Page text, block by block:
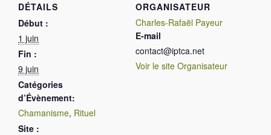
DÉTAILS
Début :
1 juin
Fin :
9 juin
Catégories
d’Évènement:
Chamanisme, Rituel
Site :
ORGANISATEUR
Charles-Rafaël Payeur
E-mail
contact@iptca.net
Voir le site Organisateur